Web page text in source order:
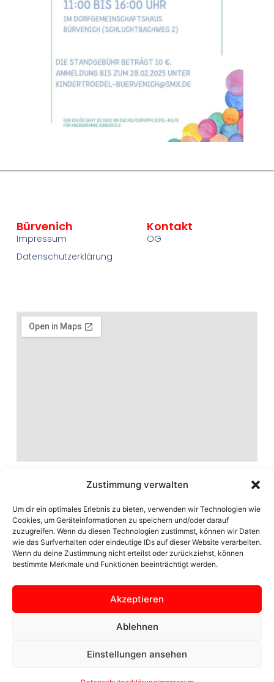
Zustimmung verwalten
Um dir ein optimales Erlebnis zu bieten, verwenden wir Technologien wie
Cookies, um Geräteinformationen zu speichern und/oder darauf
zuzugreifen. Wenn du diesen Technologien zustimmst, können wir Daten
wie das Surfverhalten oder eindeutige IDs auf dieser Website verarbeiten.
Wenn du deine Zustimmung nicht erteilst oder zurückziehst, können
bestimmte Merkmale und Funktionen beeinträchtigt werden.
Akzeptieren
Ablehnen
Einstellungen ansehen
Seite der Ortsgemeinschaft Zülpich Bürvenich
Bürvenich
Impressum
Datenschutzerklärung
Kontakt
OG